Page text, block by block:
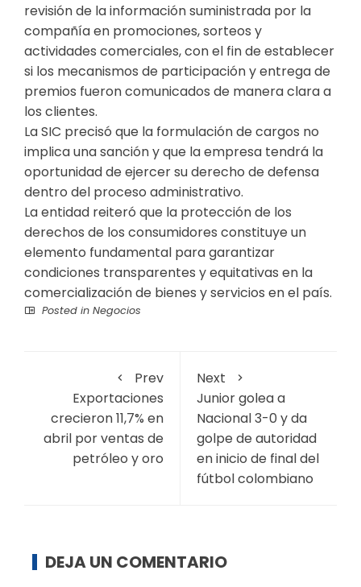
revisión de la información suministrada por la
compañía en promociones, sorteos y
actividades comerciales, con el fin de establecer
si los mecanismos de participación y entrega de
premios fueron comunicados de manera clara a
los clientes.
La SIC precisó que la formulación de cargos no
implica una sanción y que la empresa tendrá la
oportunidad de ejercer su derecho de defensa
dentro del proceso administrativo.
La entidad reiteró que la protección de los
derechos de los consumidores constituye un
elemento fundamental para garantizar
condiciones transparentes y equitativas en la
comercialización de bienes y servicios en el país.
Posted in Negocios
Prev
Exportaciones
crecieron 11,7% en
abril por ventas de
petróleo y oro
Next
Junior golea a
Nacional 3-0 y da
golpe de autoridad
en inicio de final del
fútbol colombiano
DEJA UN COMENTARIO